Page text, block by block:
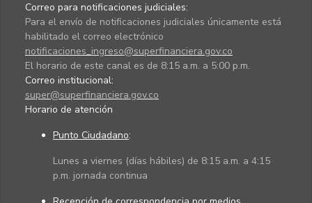
Correo para notificaciones judiciales:
Para el envío de notificaciones judiciales únicamente está
habilitado el correo electrónico
notificaciones_ingreso@superfinanciera.gov.co
El horario de este canal es de 8:15 a.m. a 5:00 p.m.
Correo institucional:
super@superfinanciera.gov.co
Horario de atención
Punto Ciudadano:
Lunes a viernes (días hábiles) de 8:15 a.m. a 4:15
p.m. jornada continua